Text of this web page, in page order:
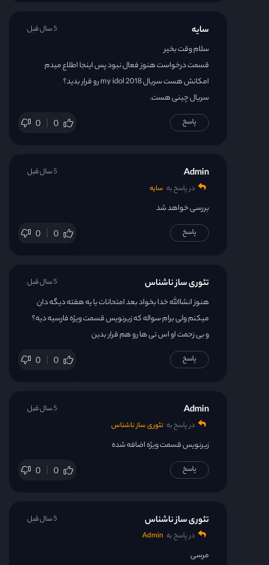
سایه
سلام وقت بخیر
قسمت درخواست هنوز فعال نبود پس اینجا اطلاع میدم
امکانش هست سریال my idol 2018 رو قرار بدید؟
سریال چینی هست.
0 0
5 سال قبل
پاسخ
Admin
در پاسخ به سایه
بررسی خواهد شد
0 0
5 سال قبل
پاسخ
تئوری ساز ناشناس
هنوز انشاالله خدا بخواد بعد امتحانات یا یه هفته دیگه دان
میکنم ولی برام سواله که زیرنویس قسمت ویژه فارسیه دیه؟
و بی زحمت او اس تی ها رو هم قرار بدین
0 0
5 سال قبل
پاسخ
Admin
در پاسخ به تئوری ساز ناشناس
زیرنویس قسمت ویژه اضافه شده
0 0
5 سال قبل
پاسخ
تئوری ساز ناشناس
در پاسخ به Admin
مرسی
5 سال قبل